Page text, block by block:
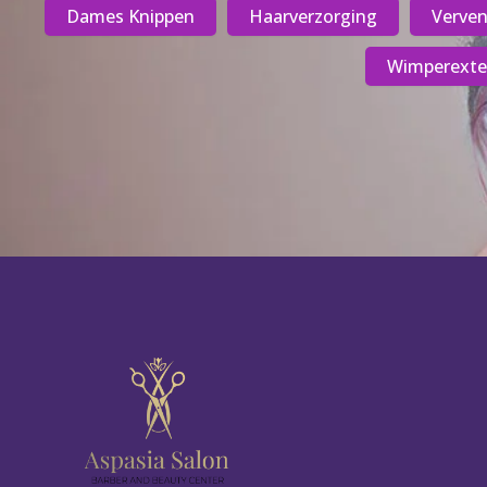
Dames Knippen Haarverzorging Verven